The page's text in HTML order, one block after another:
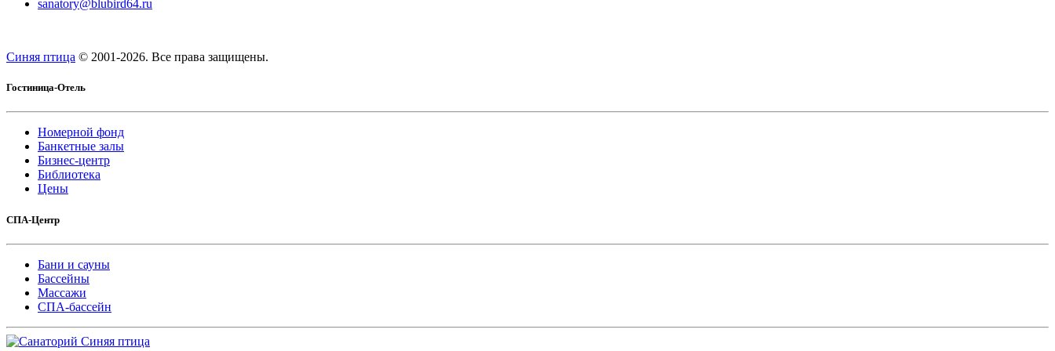
sanatory@blubird64.ru
Синяя птица © 2001-2026. Все права защищены.
Гостиница-Отель
Номерной фонд
Банкетные залы
Бизнес-центр
Библиотека
Цены
СПА-Центр
Бани и сауны
Бассейны
Массажи
СПА-бассейн